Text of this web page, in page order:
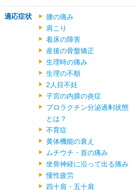
適応症状
腰の痛み
肩こり
着床の障害
産後の骨盤矯正
生理時の痛み
生理の不順
2人目不妊
子宮の内膜の炎症
プロラクチン分泌過剰状態
とは？
不育症
黄体機能の衰え
ムチウチ・首の痛み
坐骨神経に沿って出る痛み
慢性疲労
四十肩・五十肩